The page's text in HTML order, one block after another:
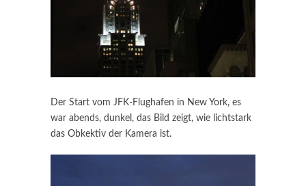
Der Start vom JFK-Flughafen in New York, es
war abends, dunkel, das Bild zeigt, wie lichtstark
das Obkektiv der Kamera ist.